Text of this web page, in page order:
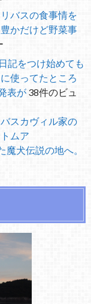
バスの食事情を
かだけど野菜事
記をつけ始めても
使ってたところ
表が 38件のビュ
スカヴィル家の
ムア
魔犬伝説の地へ。